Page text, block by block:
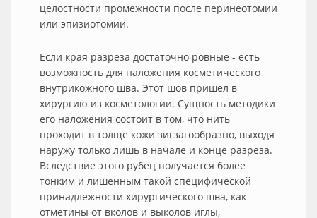
целостности промежности после перинеотомии
или эпизиотомии.
Если края разреза достаточно ровные - есть
возможность для наложения косметического
внутрикожного шва. Этот шов пришёл в
хирургию из косметологии. Сущность методики
его наложения состоит в том, что нить
проходит в толще кожи зигзагообразно, выходя
наружу только лишь в начале и конце разреза.
Вследствие этого рубец получается более
тонким и лишённым такой специфической
принадлежности хирургического шва, как
отметины от вколов и выколов иглы,